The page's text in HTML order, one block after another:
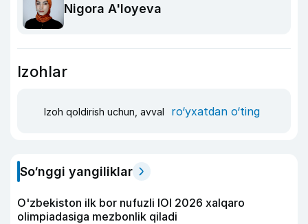
Nigora A'loyeva
Izohlar
Izoh qoldirish uchun, avval ro‘yxatdan o‘ting
So‘nggi yangiliklar
O'zbekiston ilk bor nufuzli IOI 2026 xalqaro
olimpiadasiga mezbonlik qiladi